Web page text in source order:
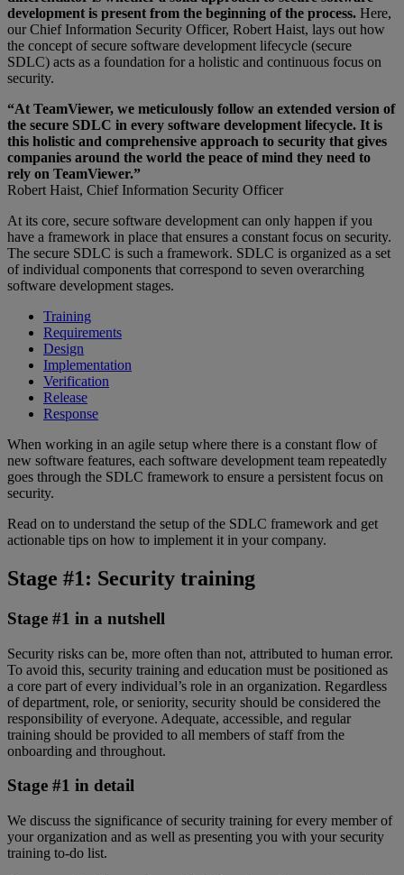
development is present from the beginning of the process. Here,
our Chief Information Security Officer, Robert Haist, lays out how
the concept of secure software development lifecycle (secure
SDLC) acts as a foundation for a holistic and continuous focus on
security.
“At TeamViewer, we meticulously follow an extended version of
the secure SDLC in every software development lifecycle. It is
this holistic and comprehensive approach to security that gives
companies around the world the peace of mind they need to
rely on TeamViewer.”
Robert Haist, Chief Information Security Officer
At its core, secure software development can only happen if you
have a framework in place that ensures a constant focus on security.
The secure SDLC is such a framework. SDLC is organized as a set
of individual components that correspond to seven overarching
software development stages.
Training
Requirements
Design
Implementation
Verification
Release
Response
When working in an agile setup where there is a constant flow of
new software features, each software development team repeatedly
goes through the SDLC framework to ensure a persistent focus on
security.
Read on to understand the setup of the SDLC framework and get
actionable tips on how to implement it in your company.
Stage #1: Security training
Stage #1 in a nutshell
Security risks can be, more often than not, attributed to human error.
To avoid this, security training and education must be positioned as
a core part of every individual’s role in an organization. Regardless
of department, role, or seniority, security should be considered the
responsibility of everyone. Adequate, accessible, and regular
training should be provided to all members of staff from the
onboarding and throughout.
Stage #1 in detail
We discuss the significance of security training for every member of
your organization and as well as presenting you with your security
training to-do list.